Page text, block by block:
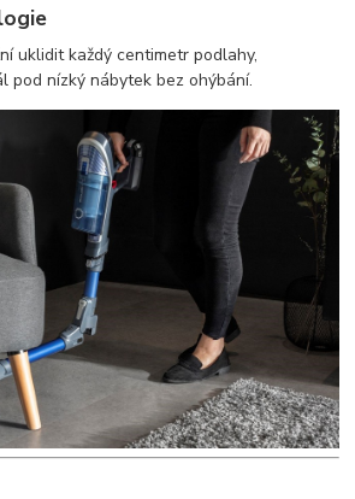
uklidit každý centimetr podlahy,
pod nízký nábytek bez ohýbání.